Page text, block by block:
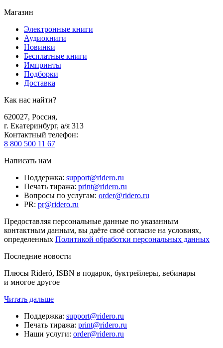
Магазин
Электронные книги
Аудиокниги
Новинки
Бесплатные книги
Импринты
Подборки
Доставка
Как нас найти?
620027, Россия,
г. Екатеринбург, а/я 313
Контактный телефон:
8 800 500 11 67
Написать нам
Поддержка: support@ridero.ru
Печать тиража: print@ridero.ru
Вопросы по услугам: order@ridero.ru
PR: pr@ridero.ru
Предоставляя персональные данные по указанным
контактным данным, вы даёте своё согласие на условиях,
определенных Политикой обработки персональных данных
Последние новости
Плюсы Rideró, ISBN в подарок, буктрейлеры, вебинары
и многое другое
Читать дальше
Поддержка: support@ridero.ru
Печать тиража: print@ridero.ru
Наши услуги: order@ridero.ru